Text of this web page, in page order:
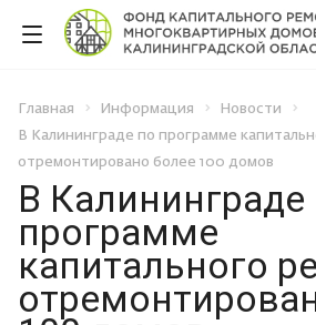
Главная Информация
Новости
В Калининграде по программе
отремонтировано более 100 домов
В Калининграде
программе
капитального